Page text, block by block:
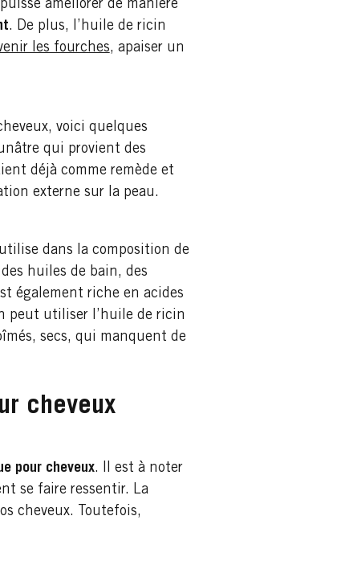
améliorer de manière
. De plus, l’huile de ricin
les fourches, apaiser un
voici quelques
qui provient des
déjà comme remède et
externe sur la peau.
dans la composition de
huiles de bain, des
également riche en acides
peut utiliser l’huile de ricin
secs, qui manquent de
cheveux
pour cheveux. Il est à noter
se faire ressentir. La
cheveux. Toutefois,